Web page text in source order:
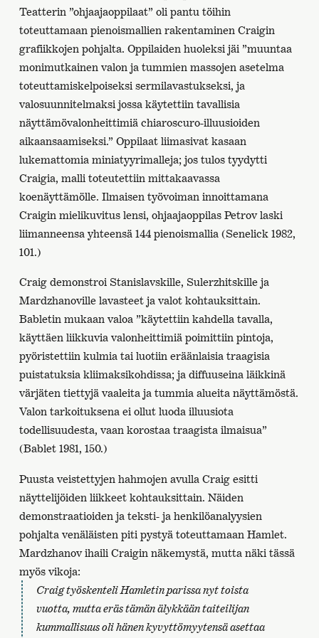
Teatterin ”ohjaajaoppilaat” oli pantu töihin
toteuttamaan pienoismallien rakentaminen Craigin
grafiikkojen pohjalta. Oppilaiden huoleksi jäi ”muuntaa
monimutkainen valon ja tummien massojen asetelma
toteuttamiskelpoiseksi sermilavastukseksi, ja
valosuunnitelmaksi jossa käytettiin tavallisia
näyttämövalonheittimiä chiaroscuro-illuusioiden
aikaansaamiseksi.” Oppilaat liimasivat kasaan
lukemattomia miniatyyrimalleja; jos tulos tyydytti
Craigia, malli toteutettiin mittakaavassa
koenäyttämölle. Ilmaisen työvoiman innoittamana
Craigin mielikuvitus lensi, ohjaajaoppilas Petrov laski
liimanneensa yhteensä 144 pienoismallia (Senelick 1982,
101.)
Craig demonstroi Stanislavskille, Sulerzhitskille ja
Mardzhanoville lavasteet ja valot kohtauksittain.
Babletin mukaan valoa ”käytettiin kahdella tavalla,
käyttäen liikkuvia valonheittimiä poimittiin pintoja,
pyöristettiin kulmia tai luotiin eräänlaisia traagisia
puistatuksia kliimaksikohdissa; ja diffuuseina läikkinä
värjäten tiettyjä vaaleita ja tummia alueita näyttämöstä.
Valon tarkoituksena ei ollut luoda illuusiota
todellisuudesta, vaan korostaa traagista ilmaisua”
(Bablet 1981, 150.)
Puusta veistettyjen hahmojen avulla Craig esitti
näyttelijöiden liikkeet kohtauksittain. Näiden
demonstraatioiden ja teksti- ja henkilöanalyysien
pohjalta venäläisten piti pystyä toteuttamaan Hamlet.
Mardzhanov ihaili Craigin näkemystä, mutta näki tässä
myös vikoja:
Craig työskenteli Hamletin parissa nyt toista
vuotta, mutta eräs tämän älykkään taiteilijan
kummallisuus oli hänen kyvyttömyytensä asettaa